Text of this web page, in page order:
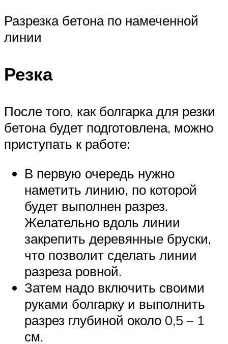
Разрезка бетона по намеченной
линии
Резка
После того, как болгарка для резки
бетона будет подготовлена, можно
приступать к работе:
В первую очередь нужно
наметить линию, по которой
будет выполнен разрез.
Желательно вдоль линии
закрепить деревянные бруски,
что позволит сделать линии
разреза ровной.
Затем надо включить своими
руками болгарку и выполнить
разрез глубиной около 0,5 – 1
см.